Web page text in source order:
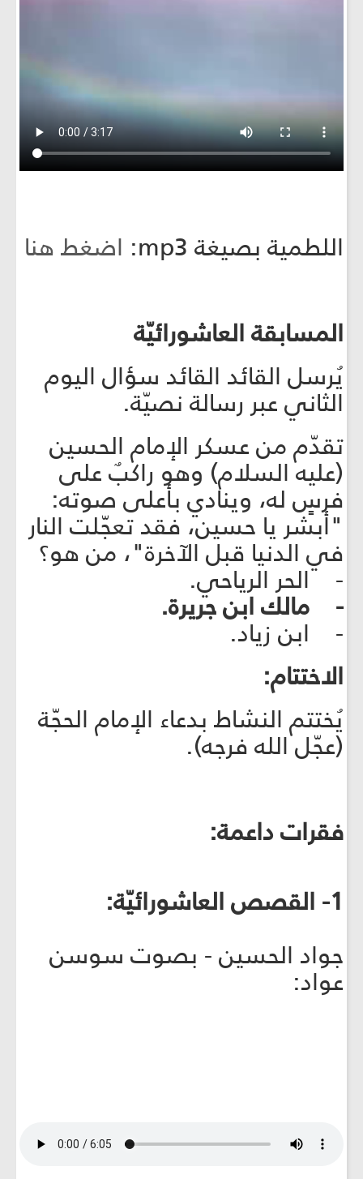
اللطمية بصيغة mp3: اضغط هنا
المسابقة العاشورائيّة
يُرسل القائد القائد سؤال اليوم
الثاني عبر رسالة نصيّة.
تقدّم من عسكر الإمام الحسين
(عليه السلام) وهو راكبٌ على
فرسٍ له، وينادي بأعلى صوته:
"أبشر يا حسين، فقد تعجّلت النار
في الدنيا قبل الآخرة"، من هو؟
- الحر الرياحي.
- مالك ابن جريرة.
- ابن زياد.
الاختتام:
يُختتم النشاط بدعاء الإمام الحجّة
(عجّل الله فرجه).
فقرات داعمة:
1- القصص العاشورائيّة:
جواد الحسين - بصوت سوسن
عواد: